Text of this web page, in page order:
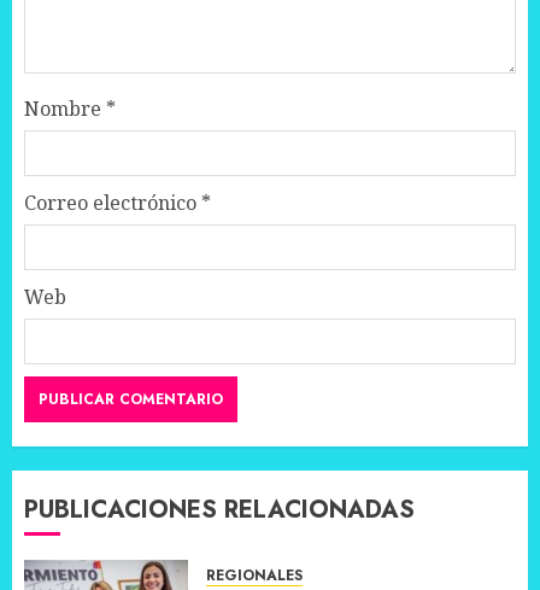
Nombre *
Correo electrónico *
Web
PUBLICACIONES RELACIONADAS
REGIONALES